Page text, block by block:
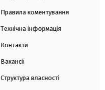
Правила коментування
Технічна інформація
Контакти
Вакансії
Структура власності